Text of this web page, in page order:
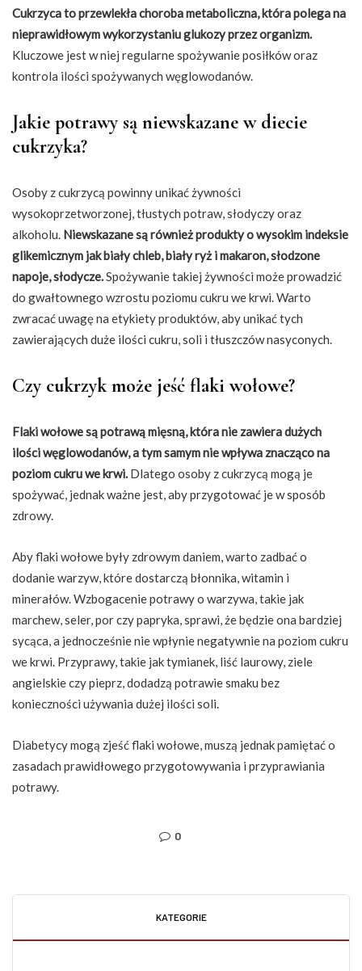
Cukrzyca to przewlekła choroba metaboliczna, która polega na
nieprawidłowym wykorzystaniu glukozy przez organizm.
Kluczowe jest w niej regularne spożywanie posiłków oraz
kontrola ilości spożywanych węglowodanów.
Jakie potrawy są niewskazane w diecie
cukrzyka?
Osoby z cukrzycą powinny unikać żywności
wysokoprzetworzonej, tłustych potraw, słodyczy oraz
alkoholu. Niewskazane są również produkty o wysokim indeksie
glikemicznym jak biały chleb, biały ryż i makaron, słodzone
napoje, słodycze.Spożywanie takiej żywności może prowadzić
do gwałtownego wzrostu poziomu cukru we krwi. Warto
zwracać uwagę na etykiety produktów, aby unikać tych
zawierających duże ilości cukru, soli i tłuszczów nasyconych.
Czy cukrzyk może jeść flaki wołowe?
Flaki wołowe są potrawą mięsną, która nie zawiera dużych
ilości węglowodanów, a tym samym nie wpływa znacząco na
poziom cukru we krwi. Dlatego osoby z cukrzycą mogą je
spożywać, jednak ważne jest, aby przygotować je w sposób
zdrowy.
Aby flaki wołowe były zdrowym daniem, warto zadbać o
dodanie warzyw, które dostarczą błonnika, witamin i
minerałów. Wzbogacenie potrawy o warzywa, takie jak
marchew, seler, por czy papryka, sprawi, że będzie ona bardziej
sycąca, a jednocześnie nie wpłynie negatywnie na poziom cukru
we krwi. Przyprawy, takie jak tymianek, liść laurowy, ziele
angielskie czy pieprz, dodadzą potrawie smaku bez
konieczności używania dużej ilości soli.
Diabetycy mogą zjeść flaki wołowe, muszą jednak pamiętać o
zasadach prawidłowego przygotowywania i przyprawiania
potrawy.
0
KATEGORIE